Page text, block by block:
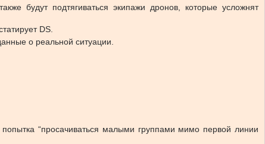
будут подтягиваться экипажи дронов, которые усложнят
DS.
о реальной ситуации.
“просачиваться малыми группами мимо первой линии